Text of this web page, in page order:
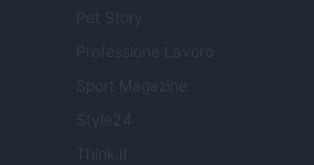
Pet Story
Professione Lavoro
Sport Magazine
Style24
Think.it